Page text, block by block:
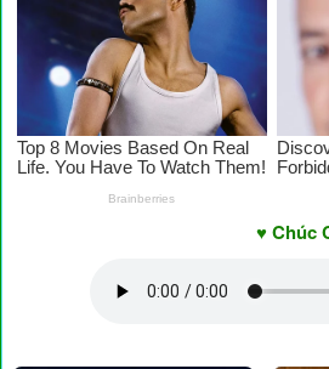
♥ Chúc Các